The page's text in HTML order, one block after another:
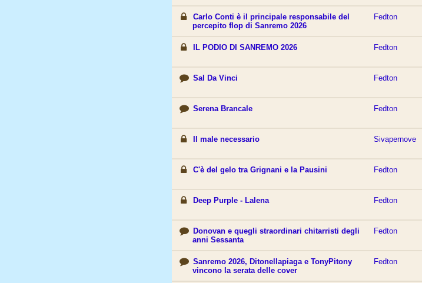
Carlo Conti è il principale responsabile del
percepito flop di Sanremo 2026
Fedton
IL PODIO DI SANREMO 2026 Fedton
Sal Da Vinci Fedton
Serena Brancale Fedton
Il male necessario Sivapernove
C'è del gelo tra Grignani e la Pausini Fedton
Deep Purple - Lalena Fedton
Donovan e quegli straordinari chitarristi degli
anni Sessanta
Fedton
Sanremo 2026, Ditonellapiaga e TonyPitony
vincono la serata delle cover
Fedton